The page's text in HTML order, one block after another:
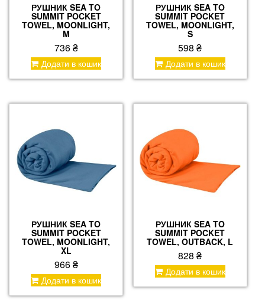
РУШНИК SEA TO
SUMMIT POCKET
TOWEL, MOONLIGHT,
M
736₴
Додати в кошик
РУШНИК SEA TO
SUMMIT POCKET
TOWEL, MOONLIGHT,
S
598₴
Додати в кошик
РУШНИК SEA TO
SUMMIT POCKET
TOWEL, MOONLIGHT,
XL
966₴
Додати в кошик
РУШНИК SEA TO
SUMMIT POCKET
TOWEL, OUTBACK, L
828₴
Додати в кошик